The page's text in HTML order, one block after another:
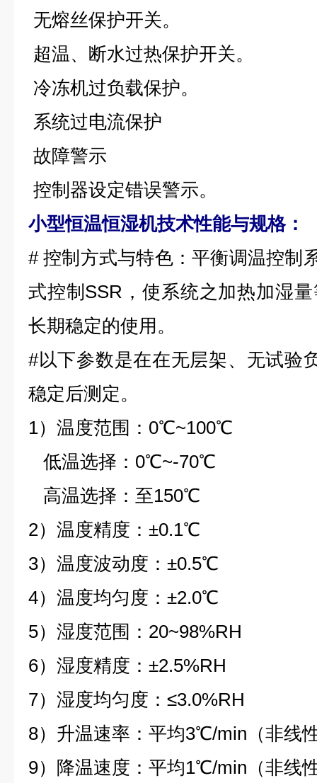
无熔丝保护开关。
超温、断水过热保护开关。
冷冻机过负载保护。
系统过电流保护
故障警示
控制器设定错误警示。
小型恒温恒湿机技术性能与规格：
# 控制方式与特色：平衡调温控制
式控制SSR，使系统之加热加湿
长期稳定的使用。
#以下参数是在在无层架、无试验
稳定后测定。
1）温度范围：0℃~100℃
低温选择：0℃~-70℃
高温选择：至150℃
2）温度精度：±0.1℃
3）温度波动度：±0.5℃
4）温度均匀度：±2.0℃
5）湿度范围：20~98%RH
6）湿度精度：±2.5%RH
7）湿度均匀度：≤3.0%RH
8）升温速率：平均3℃/min（非线
9）降温速度：平均1℃/min（非线